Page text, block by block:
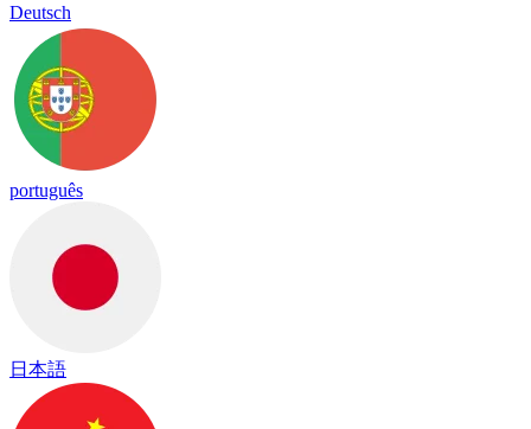
Deutsch
português
日本語